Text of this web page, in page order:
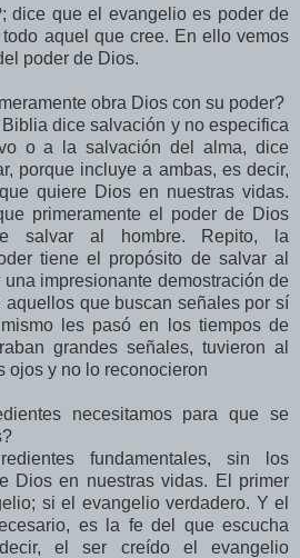
dice que el evangelio es poder de
aquel que cree. En ello vemos
poder de Dios.
obra Dios con su poder?
dice salvación y no especifica
o a la salvación del alma, dice
porque incluye a ambas, es decir,
quiere Dios en nuestras vidas.
primeramente el poder de Dios
salvar al hombre. Repito, la
tiene el propósito de salvar al
impresionante demostración de
aquellos que buscan señales por sí
les pasó en los tiempos de
grandes señales, tuvieron al
ojos y no lo reconocieron
necesitamos para que se
fundamentales, sin los
Dios en nuestras vidas. El primer
si el evangelio verdadero. Y el
es la fe del que escucha
el ser creído el evangelio